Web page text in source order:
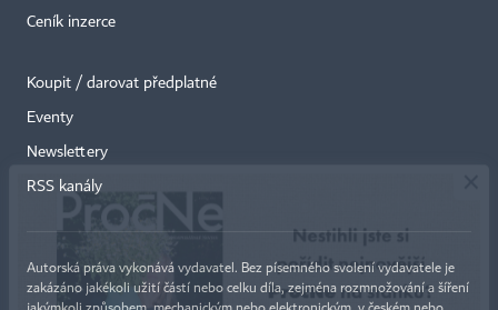
Ceník inzerce
Koupit / darovat předplatné
Eventy
Newslettery
RSS kanály
Autorská práva vykonává vydavatel. Bez písemného svolení vydavatele je
zakázáno jakékoli užití částí nebo celku díla, zejména rozmnožování a šíření